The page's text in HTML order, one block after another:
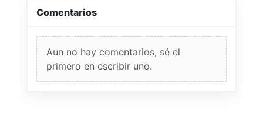
Comentarios
Aun no hay comentarios, sé el
primero en escribir uno.